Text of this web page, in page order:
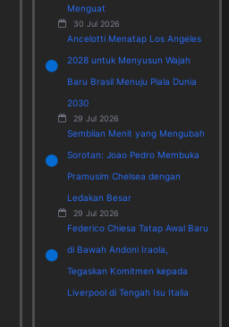
Menguat
30 Jul 2026
Ancelotti Menatap Los Angeles
2028 untuk Menyusun Wajah
Baru Brasil Menuju Piala Dunia
2030
29 Jul 2026
Sembilan Menit yang Mengubah
Sorotan: Joao Pedro Membuka
Pramusim Chelsea dengan
Ledakan Besar
29 Jul 2026
Federico Chiesa Tatap Awal Baru
di Bawah Andoni Iraola,
Tegaskan Komitmen kepada
Liverpool di Tengah Isu Italia